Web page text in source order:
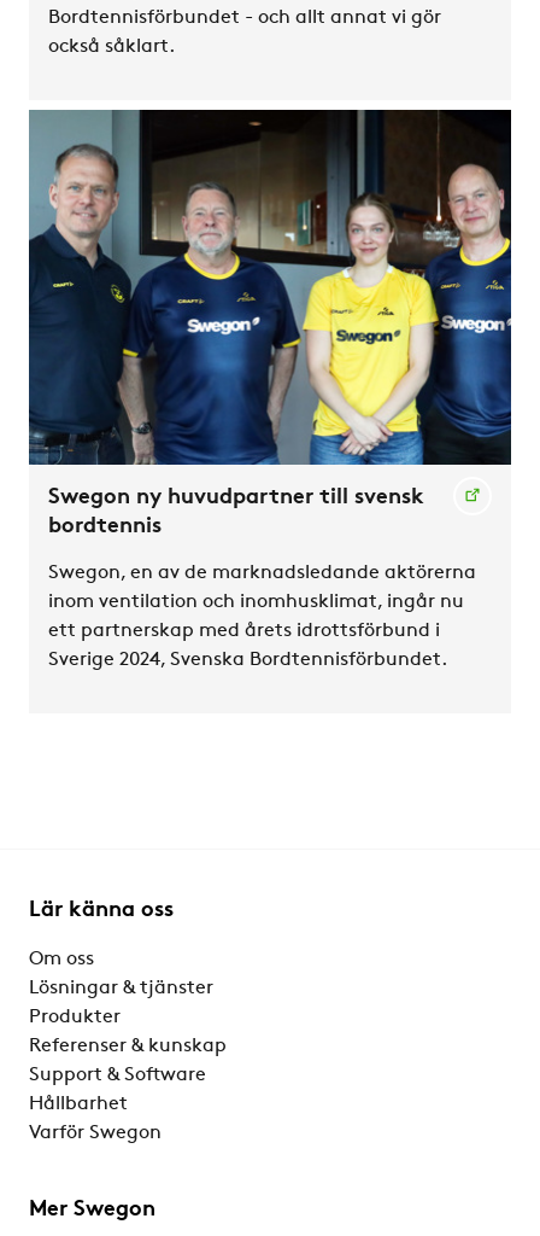
Bordtennisförbundet - och allt annat vi gör
också såklart.
Swegon ny huvudpartner till svensk
bordtennis
Swegon, en av de marknadsledande aktörerna
inom ventilation och inomhusklimat, ingår nu
ett partnerskap med årets idrottsförbund i
Sverige 2024, Svenska Bordtennisförbundet.
Lär känna oss
Om oss
Lösningar & tjänster
Produkter
Referenser & kunskap
Support & Software
Hållbarhet
Varför Swegon
Mer Swegon